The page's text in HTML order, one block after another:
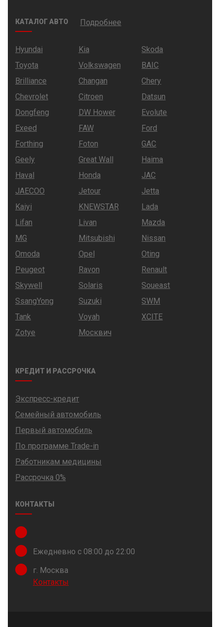
КАТАЛОГ АВТО Подробнее
Hyundai Kia
Skoda
Toyota
Volkswagen
BAIC
Brilliance
Changan
Chery
Chevrolet
Citroen
Datsun
Dongfeng
DW Hower
Evolute
Exeed
FAW
Ford
Forthing
Foton
GAC
Geely
Great Wall
Haima
Haval
Honda
JAC
JAECOO
Jetour
Jetta
Kaiyi
KNEWSTAR
Lada
Lifan
Livan
Mazda
MG
Mitsubishi
Nissan
Omoda
Opel
Oting
Peugeot
Ravon
Renault
Skywell
Solaris
Soueast
SsangYong
Suzuki
SWM
Tank
Voyah
XCITE
Zotye
Москвич
КРЕДИТ И РАССРОЧКА
Экспресс-кредит
Семейный автомобиль
Первый автомобиль
По программе Trade-in
Работникам медицины
Рассрочка 0%
КОНТАКТЫ
Ежедневно с 08:00 до 22:00
г. Москва
Контакты